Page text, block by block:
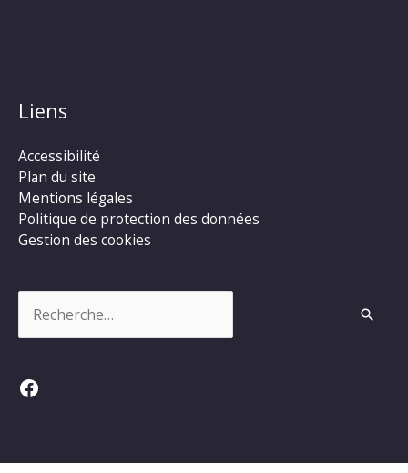
Liens
Accessibilité
Plan du site
Mentions légales
Politique de protection des données
Gestion des cookies
Facebook